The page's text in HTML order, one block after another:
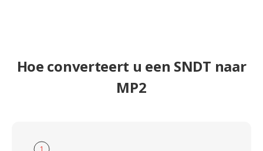
Hoe converteert u een SNDT naar
MP2